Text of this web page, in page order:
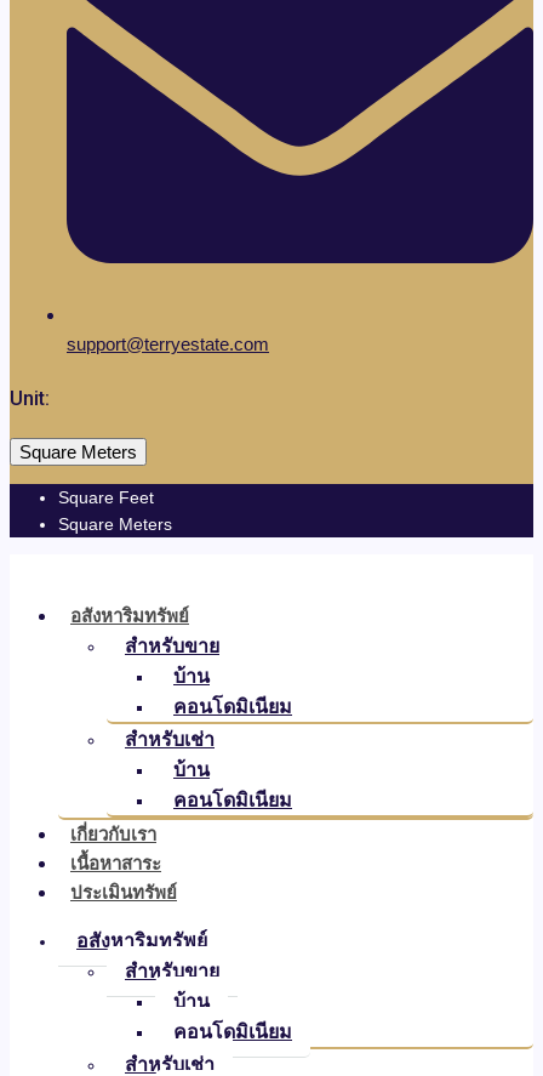
support@terryestate.com
Unit:
Square Meters
Square Feet
Square Meters
อสังหาริมทรัพย์
สำหรับขาย
บ้าน
คอนโดมิเนียม
สำหรับเช่า
บ้าน
คอนโดมิเนียม
เกี่ยวกับเรา
เนื้อหาสาระ
ประเมินทรัพย์
อสังหาริมทรัพย์
สำหรับขาย
บ้าน
คอนโดมิเนียม
สำหรับเช่า